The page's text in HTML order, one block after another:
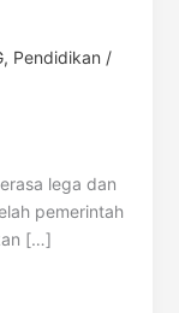
, Pendidikan /
lega dan
pemerintah
[…]